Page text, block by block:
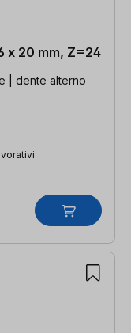
x 20 mm, Z=24
| dente alterno